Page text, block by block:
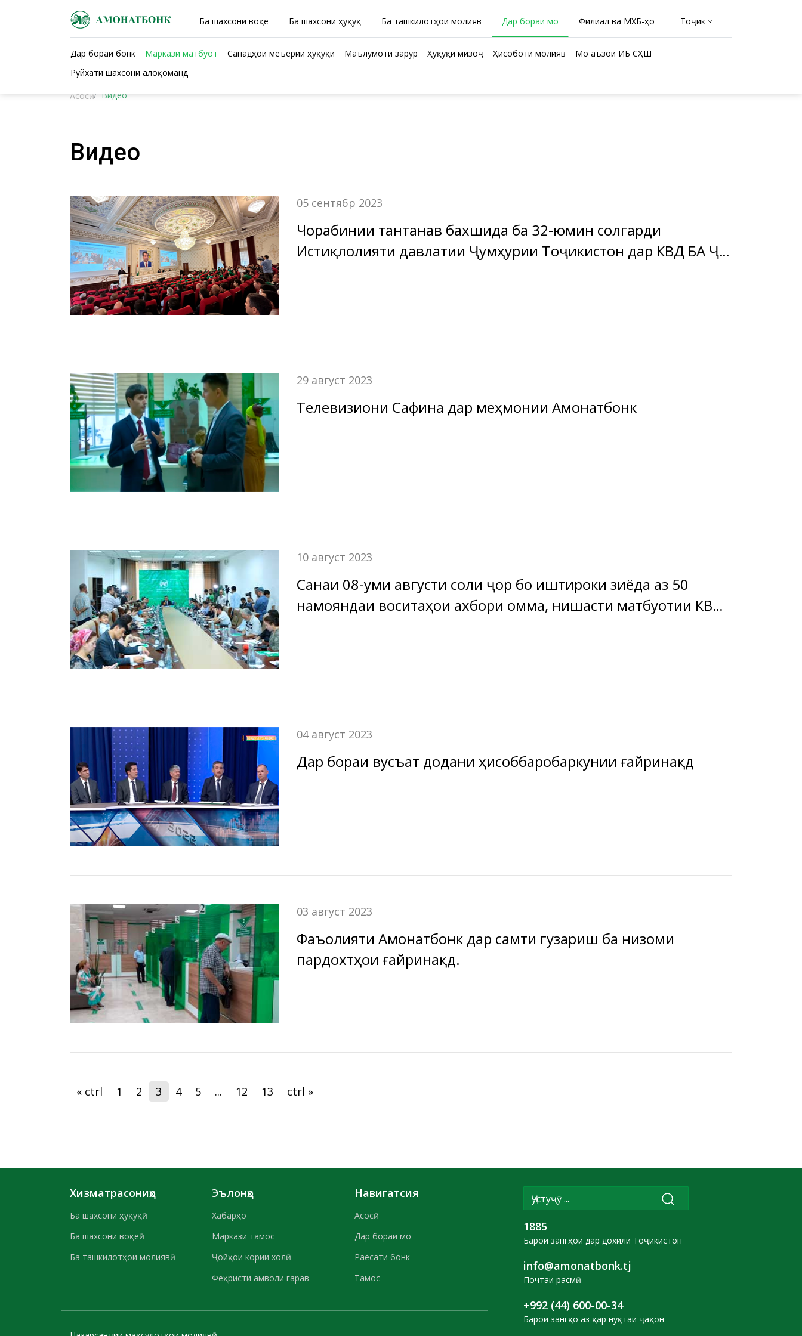
Ба шахсони воқеӣ Ба шахсони ҳуқуқӣ Ба ташкилотҳои молиявӣ Дар бораи мо Филиал ва МХБ-ҳо Тоҷикӣ
Дар бораи бонк Маркази матбуот Санадҳои меъёрии ҳуқуқи Маълумоти зарурӣ Ҳуқуқи мизоҷ Ҳисоботи молиявӣ
Мо аъзои ИБ СҲШ
Руйхати шахсони алоқоманд
Асосӣ Видео
Видео
05 сентябр 2023
Чорабинии тантанавӣ бахшида ба 32-юмин солгарди
Истиқлолияти давлатии Ҷумҳурии Тоҷикистон дар КВД БА ҶТ
29 август 2023
Телевизиони Сафина дар меҳмонии Амонатбонк
10 август 2023
Санаи 08-уми августи соли ҷорӣ бо иштироки зиёда аз 50
намояндаи воситаҳои ахбори омма, нишасти матбуотии КВД
04 август 2023
Дар бораи вусъат додани ҳисоббаробаркунии ғайринақдӣ
03 август 2023
Фаъолияти Амонатбонк дар самти гузариш ба низоми
пардохтҳои ғайринақдӣ.
« ctrl 1 2 3 4 5 ... 12 13 ctrl »
Хизматрасониҳо
Ба шахсони ҳуқуқӣ
Ба шахсони воқеӣ
Ба ташкилотҳои молиявӣ
Эълонҳо
Хабарҳо
Маркази тамос
Ҷойҳои кории холӣ
Феҳристи амволи гарав
Навигатсия
Асосӣ
Дар бораи мо
Раёсати бонк
Тамос
1885
Барои зангҳои дар дохили Тоҷикистон
info@amonatbonk.tj
Почтаи расмӣ
+992 (44) 600-00-34
Барои зангҳо аз ҳар нуқтаи ҷаҳон